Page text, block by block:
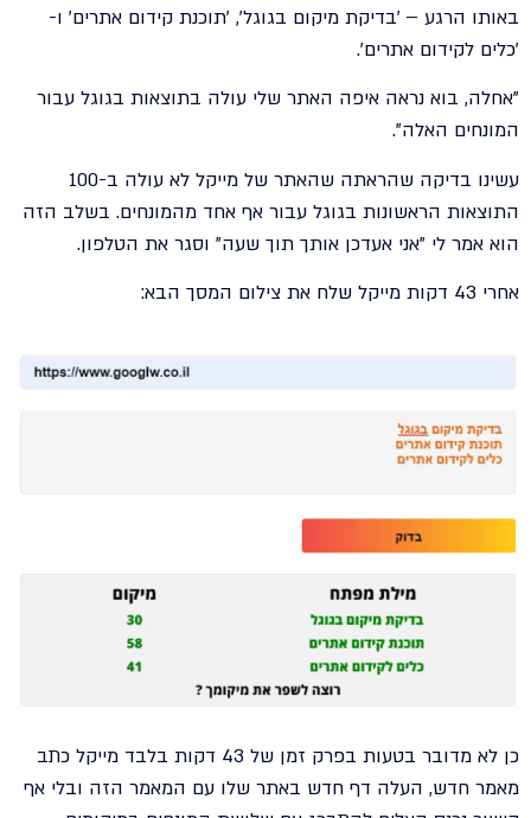
באותו הרגע – 'בדיקת מיקום בגוגל', 'תוכנת קידום אתרים' ו-
'כלים לקידום אתרים'.
"אחלה, בוא נראה איפה האתר שלי עולה בתוצאות בגוגל עבור
המונחים האלה".
עשינו בדיקה שהראתה שהאתר של מייקל לא עולה ב-100
התוצאות הראשונות בגוגל עבור אף אחד מהמונחים. בשלב הזה
הוא אמר לי "אני אעדכן אותך תוך שעה" וסגר את הטלפון.
אחרי 43 דקות מייקל שלח את צילום המסך הבא:
כן לא מדובר בטעות בפרק זמן של 43 דקות בלבד מייקל כתב
מאמר חדש, העלה דף חדש באתר שלו עם המאמר הזה ובלי אף